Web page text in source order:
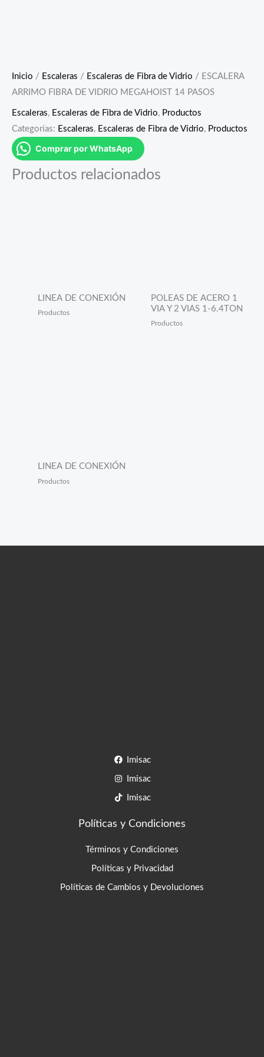
Inicio / Escaleras / Escaleras de Fibra de Vidrio / ESCALERA
ARRIMO FIBRA DE VIDRIO MEGAHOIST 14 PASOS
Escaleras, Escaleras de Fibra de Vidrio, Productos
Categorías: Escaleras, Escaleras de Fibra de Vidrio, Productos
Comprar por WhatsApp
Productos relacionados
LINEA DE CONEXIÓN
Productos
POLEAS DE ACERO 1
VIA Y 2 VIAS 1-6.4TON
Productos
LINEA DE CONEXIÓN
Productos
Imisac
Imisac
Imisac
Políticas y Condiciones
Términos y Condiciones
Políticas y Privacidad
Políticas de Cambios y Devoluciones